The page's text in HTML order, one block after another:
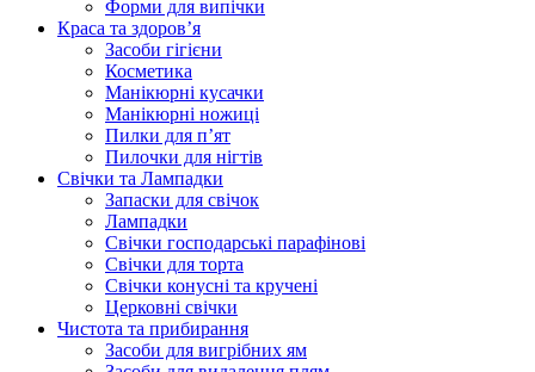
Форми для випічки
Краса та здоров’я
Засоби гігієни
Косметика
Манікюрні кусачки
Манікюрні ножиці
Пилки для п’ят
Пилочки для нігтів
Свічки та Лампадки
Запаски для свічок
Лампадки
Свічки господарські парафінові
Свічки для торта
Свічки конусні та кручені
Церковні свічки
Чистота та прибирання
Засоби для вигрібних ям